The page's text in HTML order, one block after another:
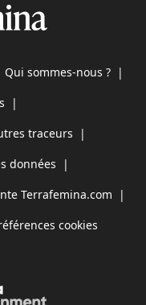
Qui sommes-nous ? |
|
traceurs |
données |
Terrafemina.com |
cookies